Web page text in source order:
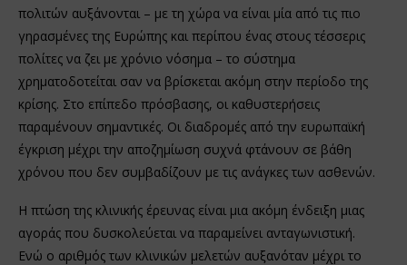
πολιτών αυξάνονται – με τη χώρα να είναι μία από τις πιο
γηρασμένες της Ευρώπης και περίπου ένας στους τέσσερις
πολίτες να ζει με χρόνιο νόσημα – το σύστημα
χρηματοδοτείται σαν να βρίσκεται ακόμη στην περίοδο της
κρίσης. Στο επίπεδο πρόσβασης, οι καθυστερήσεις
παραμένουν σημαντικές. Οι διαδρομές από την ευρωπαϊκή
έγκριση μέχρι την αποζημίωση συχνά φτάνουν σε βάθη
χρόνου που δεν συμβαδίζουν με τις ανάγκες των ασθενών.
Η πτώση της κλινικής έρευνας είναι μια ακόμη ένδειξη μιας
αγοράς που δυσκολεύεται να παραμείνει ανταγωνιστική.
Ενώ ο αριθμός των κλινικών μελετών αυξανόταν μέχρι το